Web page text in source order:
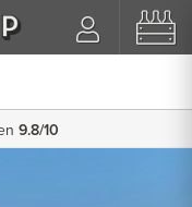
9.8/10